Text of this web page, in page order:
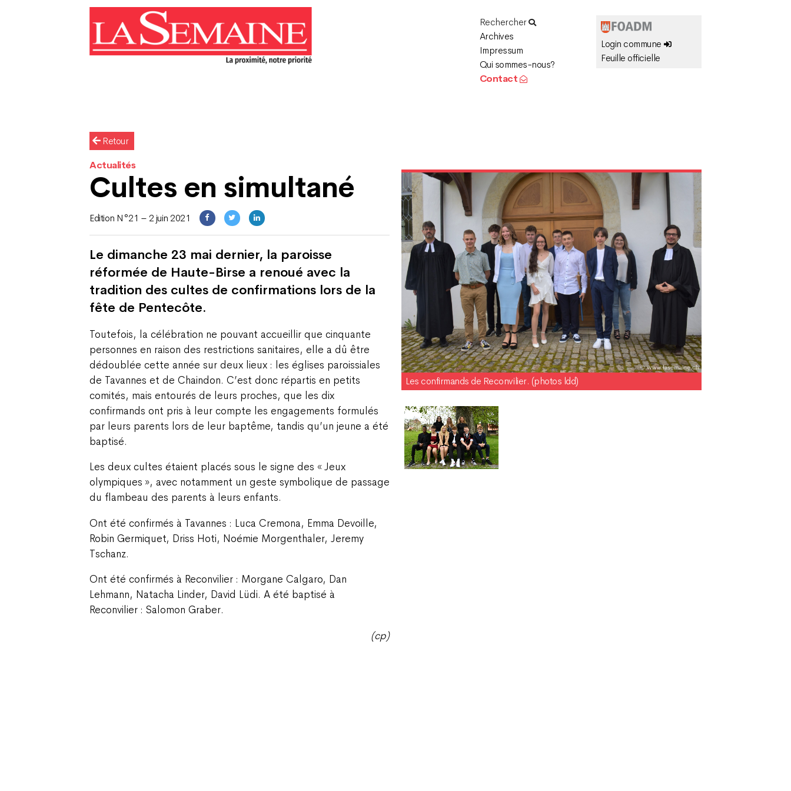
Rechercher
Archives
Impressum
Qui sommes-nous?
Contact
Login commune
Feuille officielle
Retour
Actualités
Cultes en simultané
Edition N°21 – 2 juin 2021
Le dimanche 23 mai dernier, la paroisse
réformée de Haute-Birse a renoué avec la
tradition des cultes de confirmations lors de la
fête de Pentecôte.
Toutefois, la célébration ne pouvant accueillir que cinquante
personnes en raison des restrictions sanitaires, elle a dû être
dédoublée cette année sur deux lieux : les églises paroissiales
de Tavannes et de Chaindon. C’est donc répartis en petits
comités, mais entourés de leurs proches, que les dix
confirmands ont pris à leur compte les engagements formulés
par leurs parents lors de leur baptême, tandis qu’un jeune a été
baptisé.
Les deux cultes étaient placés sous le signe des « Jeux
olympiques », avec notamment un geste symbolique de passage
du flambeau des parents à leurs enfants.
Ont été confirmés à Tavannes : Luca Cremona, Emma Devoille,
Robin Germiquet, Driss Hoti, Noémie Morgenthaler, Jeremy
Tschanz.
Ont été confirmés à Reconvilier : Morgane Calgaro, Dan
Lehmann, Natacha Linder, David Lüdi. A été baptisé à
Reconvilier : Salomon Graber.
(cp)
Les confirmands de Reconvilier. (photos ldd)